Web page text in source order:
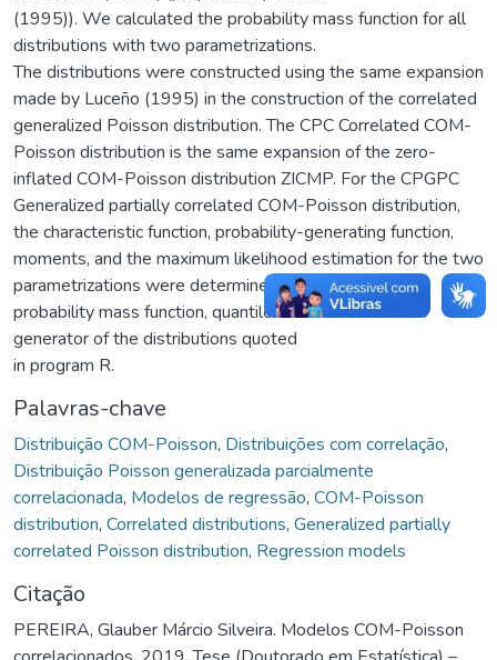
(1995)). We calculated the probability mass function for all
distributions with two parametrizations.
The distributions were constructed using the same expansion
made by Luceño (1995) in the construction of the correlated
generalized Poisson distribution. The CPC Correlated COM-
Poisson distribution is the same expansion of the zero-
inflated COM-Poisson distribution ZICMP. For the CPGPC
Generalized partially correlated COM-Poisson distribution,
the characteristic function, probability-generating function,
moments, and the maximum likelihood estimation for the two
parametrizations were determined. We performed the
probability mass function, quantile and random number
generator of the distributions quoted
in program R.
Palavras-chave
Distribuição COM-Poisson, Distribuições com correlação,
Distribuição Poisson generalizada parcialmente
correlacionada, Modelos de regressão, COM-Poisson
distribution, Correlated distributions, Generalized partially
correlated Poisson distribution, Regression models
Citação
PEREIRA, Glauber Márcio Silveira. Modelos COM-Poisson